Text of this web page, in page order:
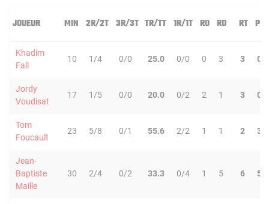
JOUEUR MIN 2R/2T 3R/3T TR/TT 1R/1T RO RD RT PD
Khadim
Fall
10 1/4 0/0 25.0 0/0 0 3 3 0
Jordy
Voudisat
17 1/5 0/0 20.0 0/2 2 1 3 0
Tom
Foucault
23 5/8 0/1 55.6 2/2 1 1 2 3
Jean-
Baptiste
Maille
30 2/4 0/2 33.3 0/4 1 5 6 5